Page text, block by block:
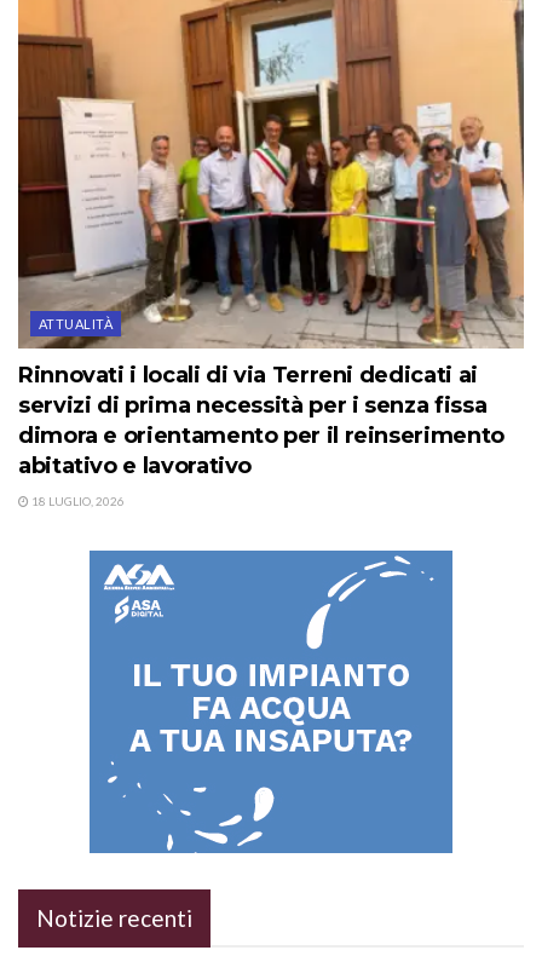
ATTUALITÀ
Rinnovati i locali di via Terreni dedicati ai
servizi di prima necessità per i senza fissa
dimora e orientamento per il reinserimento
abitativo e lavorativo
18 LUGLIO, 2026
Notizie recenti